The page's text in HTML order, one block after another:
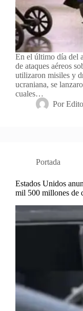
En el último día del
de ataques aéreos
utilizaron misiles y
ucraniana, se
cuales…
Por
Portada
Estados Unidos
mil 500 millones de